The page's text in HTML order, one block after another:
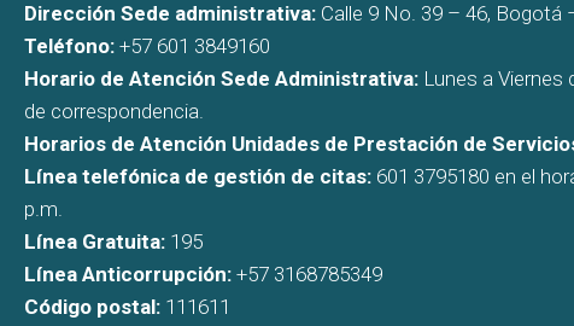
Dirección Sede administrativa: Calle 9 No. 39 – 46, Bogotá
Teléfono: +57 601 3849160
Horario de Atención Sede Administrativa: Lunes a Viernes
de correspondencia.
Horarios de Atención Unidades de Prestación de
Línea telefónica de gestión de citas: 601 3795180 en el
p.m.
Línea Gratuita: 195
Línea Anticorrupción: +57 3168785349
Código postal: 111611